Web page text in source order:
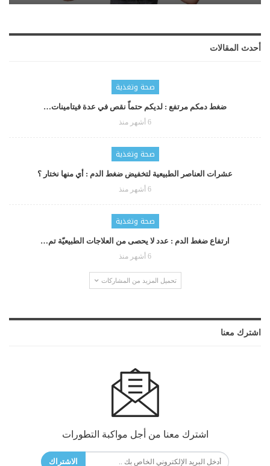
أحدث المقالات
صحة وتغذية
ضغط دمكم مرتفع : لديكم حتماّ نقص في عدة فيتامينات…
6 أشهر منذ
صحة وتغذية
عشرات العناصر الطبيعية لتخفيض ضغط الدم : أي منها نختار ؟
6 أشهر منذ
صحة وتغذية
ارتفاع ضغط الدم : عدد لا يحصى من العلاجات الطبيعيّة تم…
6 أشهر منذ
تحميل المزيد من المشاركات
اشترك معنا
اشترك معنا من أجل مواكبة التطورات
الاشتراك